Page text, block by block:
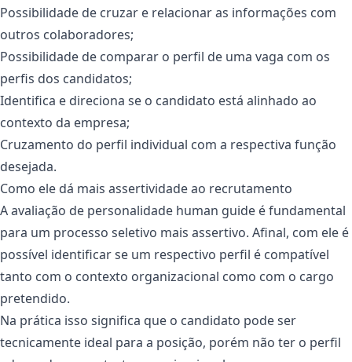
Possibilidade de cruzar e relacionar as informações com
outros colaboradores;
Possibilidade de comparar o perfil de uma vaga com os
perfis dos candidatos;
Identifica e direciona se o candidato está alinhado ao
contexto da empresa;
Cruzamento do perfil individual com a respectiva função
desejada.
Como ele dá mais assertividade ao recrutamento
A avaliação de personalidade human guide é fundamental
para um processo seletivo mais assertivo. Afinal, com ele é
possível identificar se um respectivo perfil é compatível
tanto com o contexto organizacional como com o cargo
pretendido.
Na prática isso significa que o candidato pode ser
tecnicamente ideal para a posição, porém não ter o perfil